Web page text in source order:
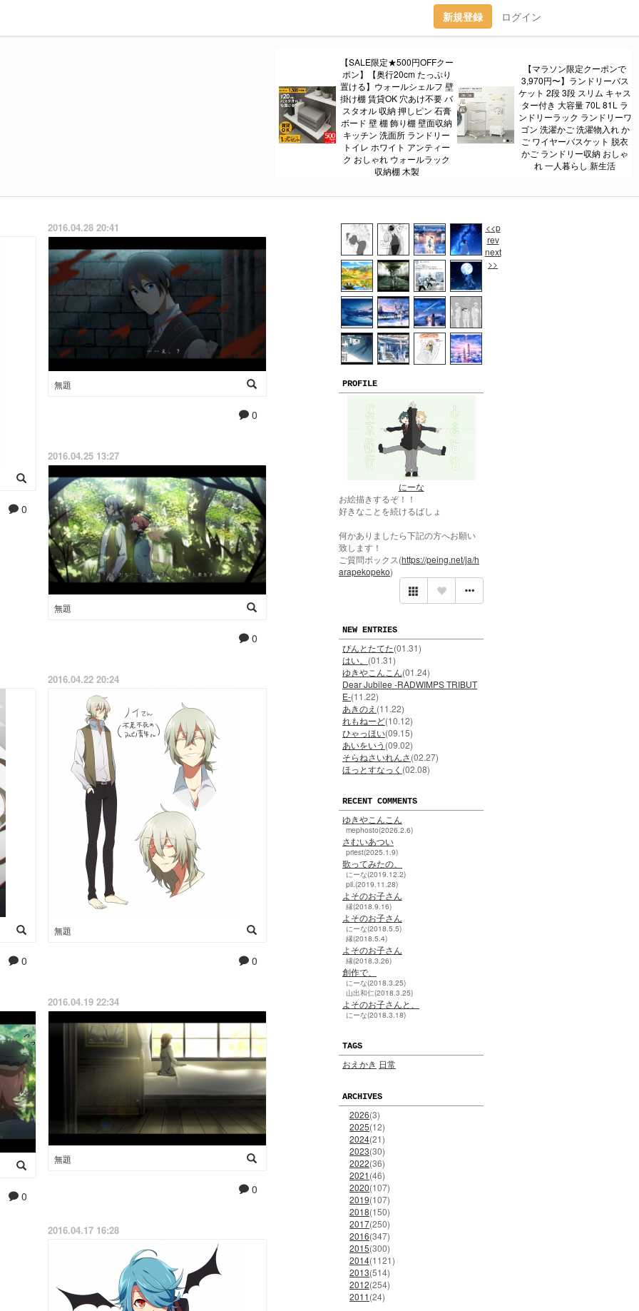
新規登録 ログイン
【SALE限定★500円OFFクー
ポン】【奥行20cm たっぷり
置ける】ウォールシェルフ 壁
掛け棚 賃貸OK 穴あけ不要 バ
スタオル 収納 押しピン 石膏
ボード 壁 棚 飾り棚 壁面収納
キッチン 洗面所 ランドリー
トイレ ホワイト アンティー
ク おしゃれ ウォールラック
収納棚 木製
【マラソン限定クーポンで
3,970円〜】ランドリーバス
ケット 2段 3段 スリム キャス
ター付き 大容量 70L 81L ラ
ンドリーラック ランドリーワ
ゴン 洗濯かご 洗濯物入れ か
ご ワイヤーバスケット 脱衣
かご ランドリー収納 おしゃ
れ 一人暮らし 新生活
<<p
rev
next
>>
PROFILE
にーな
お絵描きするぞ！！
好きなことを続けるばしょ
何かありましたら下記の方へお願い
致します！
ご質問ボックス(https://peing.net/ja/h
arapekopeko)
NEW ENTRIES
ぴんとたてた(01.31)
はい。 (01.31)
ゆきやこんこん(01.24)
Dear Jubilee -RADWIMPS TRIBUT
E-(11.22)
あきのえ (11.22)
れもねーど(10.12)
ひゃっほい(09.15)
あいをいう (09.02)
そらねさいれんさ(02.27)
ほっとすなっく (02.08)
RECENT COMMENTS
ゆきやこんこん
mephosto(2026.2.6)
さむいあつい
priest(2025.1.9)
歌ってみたの、
にーな(2019.12.2)
pil.(2019.11.28)
よそのお子さん
縁(2018.9.16)
よそのお子さん
にーな(2018.5.5)
縁(2018.5.4)
よそのお子さん
縁(2018.3.26)
創作で、
にーな(2018.3.25)
山出和仁(2018.3.25)
よそのお子さんと、
にーな(2018.3.18)
TAGS
おえかき 日常
ARCHIVES
2026(3)
2025(12)
2024(21)
2023(30)
2022(36)
2021(46)
2020(107)
2019(107)
2018(150)
2017(250)
2016(347)
2015(300)
2014(1121)
2013(514)
2012(254)
2011(24)
0
2016.04.28 20:41
無題
0
2016.04.25 13:27
無題
0
0
2016.04.22 20:24
無題
0
0
2016.04.19 22:34
無題
0
2016.04.17 16:28